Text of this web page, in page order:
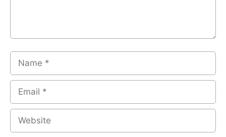
Name
Email
Website